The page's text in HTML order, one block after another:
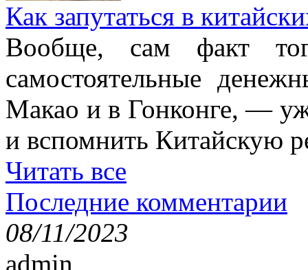
Как запутаться в
Вообще, сам факт
самостоятельные
Макао и в Гонконге, —
и вспомнить Китайскую
Читать все
Последние комментарии
08/11/2023
admin